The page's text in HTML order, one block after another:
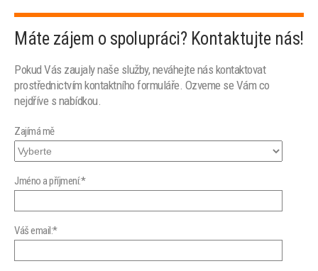
Máte zájem o spolupráci? Kontaktujte nás!
Pokud Vás zaujaly naše služby, neváhejte nás kontaktovat
prostřednictvím kontaktního formuláře. Ozveme se Vám co
nejdříve s nabídkou.
Zajímá mě
Jméno a příjmení:*
Váš email:*